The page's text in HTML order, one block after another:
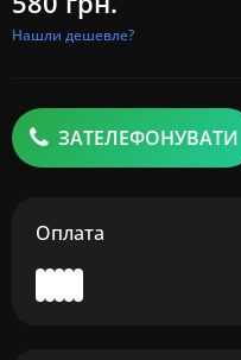
Нашли дешевле?
ЗАТЕЛЕФОНУВАТИ
Оплата